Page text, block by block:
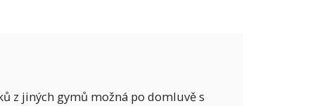
z jiných gymů možná po domluvě s